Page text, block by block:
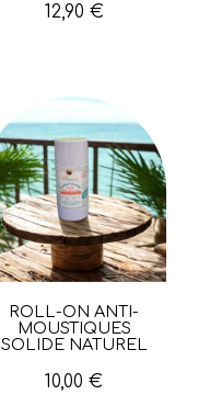
12,90 €
Aperçu rapide
ROLL-ON ANTI-
MOUSTIQUES
SOLIDE NATUREL
10,00 €